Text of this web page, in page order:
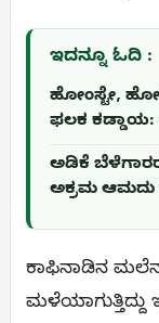
ಇದನ್ನೂ ಓದಿ :
ಹೋಂಸ್ಟೇ,
ಫಲಕ ಕಡ್ಡಾಯ:
ಅಡಿಕೆ
ಅಕ್ರಮ
ಕಾಫಿನಾಡಿನ